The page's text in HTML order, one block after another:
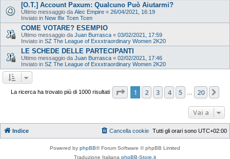
[O.T.] Account Paxum: Qualcuno Può Aiutarmi?
Ultimo messaggio da Alec Empire « 26/04/2021, 16:19
Inviato in New Ifix Tcen Tcen
COME VOTARE? ESEMPIO
Ultimo messaggio da Juan Burrasca « 03/02/2021, 17:59
Inviato in SZ The League of Exxxtraordinary Women 2K20
LE SCHEDE DELLE PARTECIPANTI
Ultimo messaggio da Juan Burrasca « 02/02/2021, 17:46
Inviato in SZ The League of Exxxtraordinary Women 2K20
La ricerca ha trovato più di 1000 risultati Pagina di 20
1 2 3 4 5 20
Vai a
Indice Tutti gli orari sono UTC+02:00
Cancella cookie
Powered by phpBB® Forum Software © phpBB Limited
Traduzione Italiana phpBB-Store.it